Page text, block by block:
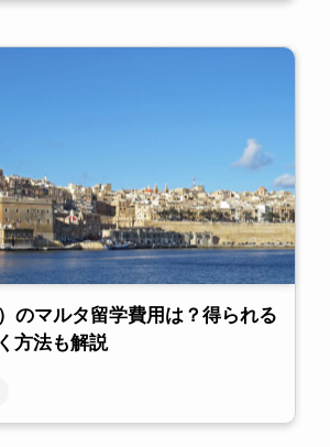
のマルタ留学費用は？得られる
方法も解説